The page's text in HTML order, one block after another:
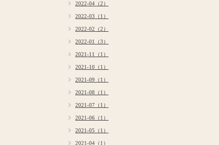
2022-04（2）
2022-03（1）
2022-02（2）
2022-01（3）
2021-11（1）
2021-10（1）
2021-09（1）
2021-08（1）
2021-07（1）
2021-06（1）
2021-05（1）
2021-04（1）